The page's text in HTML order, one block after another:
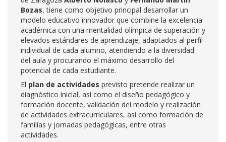
Bozas, tiene como objetivo principal desarrollar un
modelo educativo innovador que combine la excelencia
académica con una mentalidad olímpica de superación y
elevados estándares de aprendizaje, adaptados al perfil
individual de cada alumno, atendiendo a la diversidad
del aula y procurando el máximo desarrollo del
potencial de cada estudiante.
El plan de actividades previsto pretende realizar un
diagnóstico inicial, así como el diseño pedagógico y
formación docente, validación del modelo y realización
de actividades extracurriculares, así como formación de
familias y jornadas pedagógicas, entre otras
actividades.